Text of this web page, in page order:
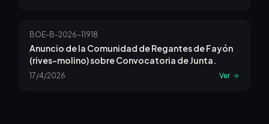
BOE-B-2026-11918
Anuncio de la Comunidad de Regantes de Fayón
(rives-molino) sobre Convocatoria de Junta.
17/4/2026 Ver